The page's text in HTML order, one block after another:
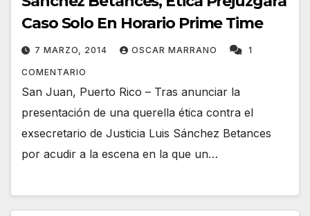
Caso Solo En Horario Prime Time
7 MARZO, 2014 OSCAR MARRANO 1
COMENTARIO
San Juan, Puerto Rico – Tras anunciar la
presentación de una querella ética contra el
exsecretario de Justicia Luis Sánchez Betances
por acudir a la escena en la que un…